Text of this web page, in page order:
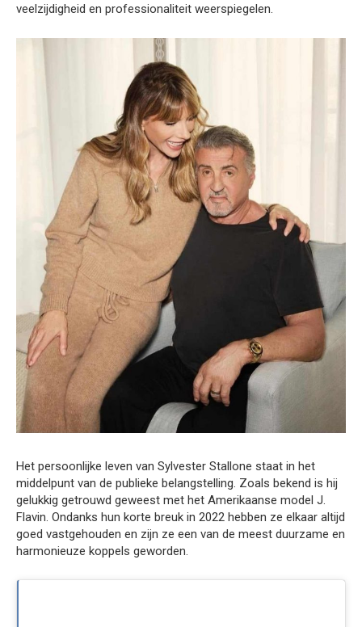
veelzijdigheid en professionaliteit weerspiegelen.
Het persoonlijke leven van Sylvester Stallone staat in het
middelpunt van de publieke belangstelling. Zoals bekend is hij
gelukkig getrouwd geweest met het Amerikaanse model J.
Flavin. Ondanks hun korte breuk in 2022 hebben ze elkaar altijd
goed vastgehouden en zijn ze een van de meest duurzame en
harmonieuze koppels geworden.